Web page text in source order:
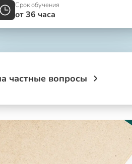
Срок обучения
от 36 часа
частные вопросы